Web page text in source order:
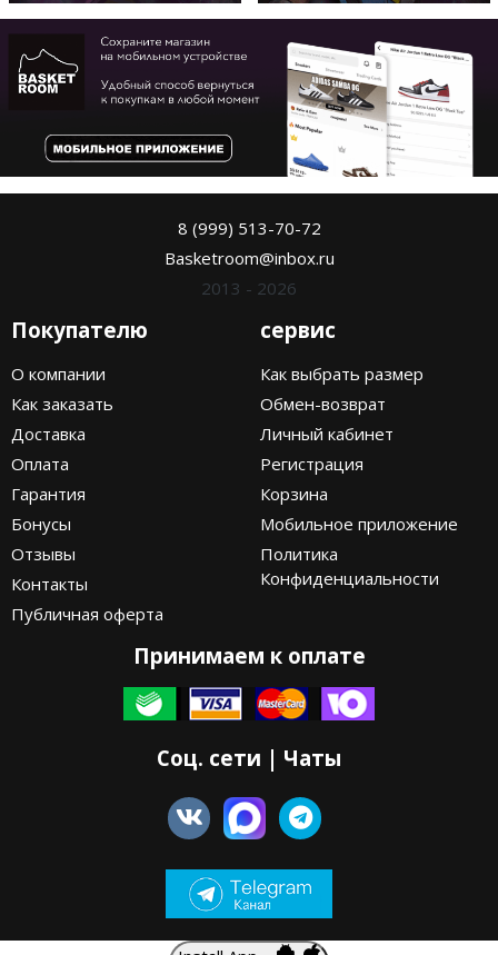
8 (999) 513-70-72
Basketroom@inbox.ru
2013 - 2026
Покупателю
О компании
Как заказать
Доставка
Оплата
Гарантия
Бонусы
Отзывы
Контакты
Публичная оферта
сервис
Как выбрать размер
Обмен-возврат
Личный кабинет
Регистрация
Корзина
Мобильное приложение
Политика
Конфиденциальности
Принимаем к оплате
Соц. сети | Чаты